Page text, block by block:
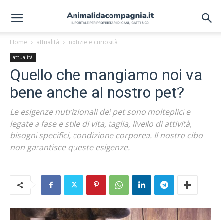
Home attualità notizie e curiosità
attualità
Quello che mangiamo noi va
bene anche al nostro pet?
Le esigenze nutrizionali dei pet sono molteplici e
legate a fase e stile di vita, taglia, livello di attività,
bisogni specifici, condizione corporea. Il nostro cibo
non garantisce queste esigenze.